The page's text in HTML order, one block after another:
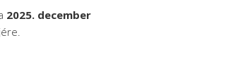
2025. december